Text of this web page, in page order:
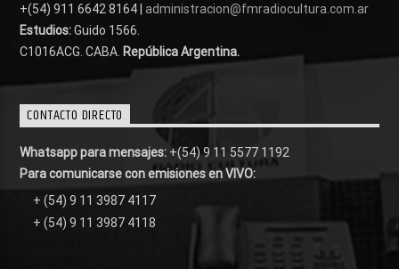
+(54) 911 6642 8164 | administracion@fmradiocultura.com.ar
Estudios:Guido 1566.
C1016ACG . CABA. República Argentina.
CONTACTO DIRECTO
Whatsapp para mensajes: +(54) 9 11 5577 1192
Para comunicarse con emisiones en VIVO:
+ (54) 9 11 3987 4117
+ (54) 9 11 3987 4118